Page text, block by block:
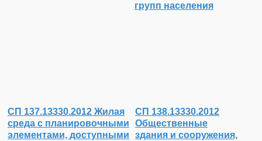
групп населения
СП 137.13330.2012 Жилая
среда с планировочными
элементами, доступными
СП 138.13330.2012
Общественные
здания и сооружения,